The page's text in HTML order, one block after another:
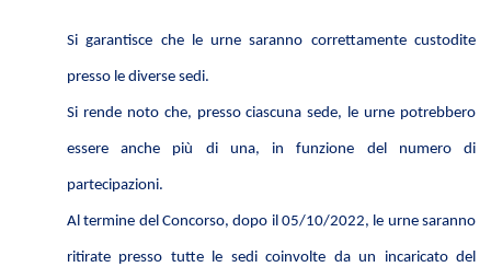
Si garantisce che le urne saranno correttamente custodite
presso le diverse sedi.
Si rende noto che, presso ciascuna sede, le urne potrebbero
essere anche più di una, in funzione del numero di
partecipazioni.
Al termine del Concorso, dopo il 05/10/2022, le urne saranno
ritirate presso tutte le sedi coinvolte da un incaricato del